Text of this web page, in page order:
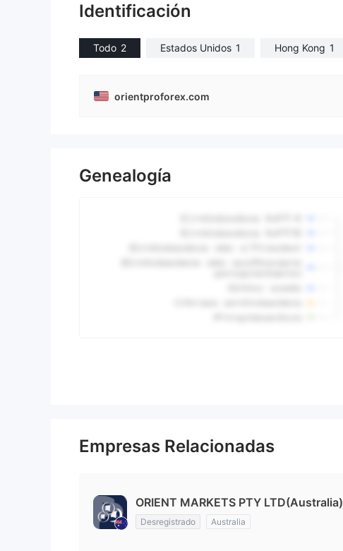
Identificación
Todo 2 Estados Unidos 1 Hong Kong 1
orientproforex.com
Genealogía
Empresas Relacionadas
ORIENT MARKETS PTY LTD(Australia)
Desregistrado Australia